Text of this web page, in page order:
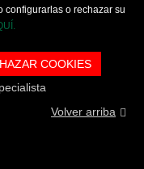
configurarlas o rechazar su
COOKIES
Volver arriba